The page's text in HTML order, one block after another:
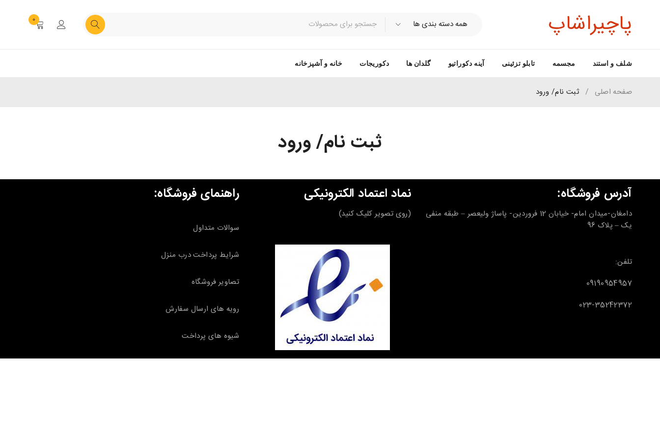
پاچیراشاپ 0
شلف و استند مجسمه تابلو تزئینی آینه دکوراتیو گلدان ها دکوریجات خانه و آشپزخانه
ثبت نام/ ورود
صفحه اصلی / ثبت نام/ ورود
آدرس فروشگاه:
دامغان-میدان امام- خیابان 12 فروردین- پاساژ ولیعصر – طبقه منفی
یک – پلاک 96
تلفن:
09190954957
023-35242372
نماد اعتماد الکترونیکی
(روی تصویر کلیک کنید)
راهنمای فروشگاه:
سوالات متداول
شرایط پرداخت درب منزل
تصاویر فروشگاه
رویه های ارسال سفارش
شیوه های پرداخت